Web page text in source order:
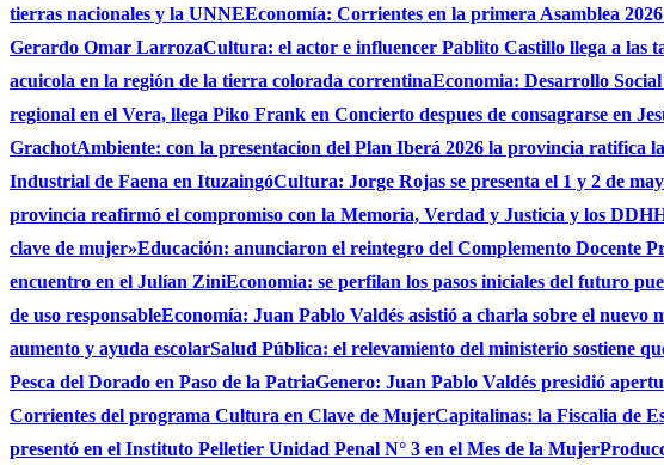
tierras nacionales y la UNNEEconomía: Corrientes en la primera Asamblea
Gerardo Omar LarrozaCultura: el actor e influencer Pablito Castillo llega a las
acuicola en la región de la tierra colorada correntinaEconomia: Desarrollo
regional en el Vera, llega Piko Frank en Concierto despues de consagrarse en
GrachotAmbiente: con la presentacion del Plan Iberá 2026 la provincia ratifica
Industrial de Faena en ItuzaingóCultura: Jorge Rojas se presenta el 1 y 2 de
provincia reafirmó el compromiso con la Memoria, Verdad y Justicia y los
clave de mujer»Educación: anunciaron el reintegro del Complemento Docente
encuentro en el Julían ZiniEconomia: se perfilan los pasos iniciales del futuro
de uso responsableEconomía: Juan Pablo Valdés asistió a charla sobre el
aumento y ayuda escolarSalud Pública: el relevamiento del ministerio sostiene
Pesca del Dorado en Paso de la PatriaGenero: Juan Pablo Valdés presidió
Corrientes del programa Cultura en Clave de MujerCapitalinas: la Fiscalia de
presentó en el Instituto Pelletier Unidad Penal N° 3 en el Mes de la Mujer